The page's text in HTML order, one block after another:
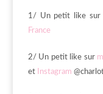
1/ Un petit like sur
France
2/ Un petit like sur
et
Instagram